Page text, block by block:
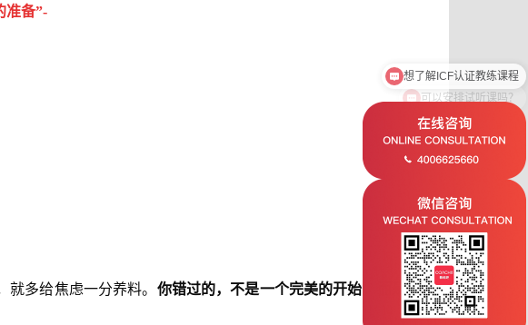
准备”-
就多给焦虑一分养料。 你错过的，不是一个完美的开始，而是唯一
可以安排试听课吗？